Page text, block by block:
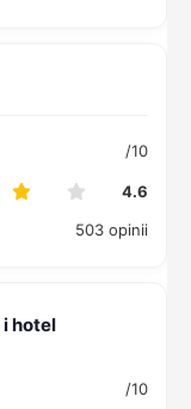
/10
4.6
503 opinii
/10